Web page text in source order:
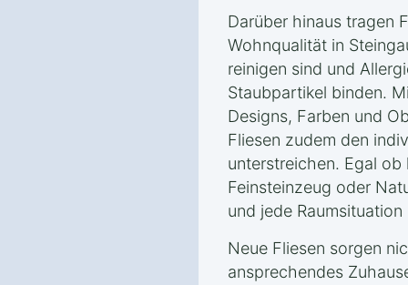
Darüber hinaus tragen
Wohnqualität in
reinigen sind und
Staubpartikel binden.
Designs, Farben und
Fliesen zudem den
unterstreichen. Egal ob
Feinsteinzeug oder
und jede
Neue Fliesen sorgen
ansprechendes